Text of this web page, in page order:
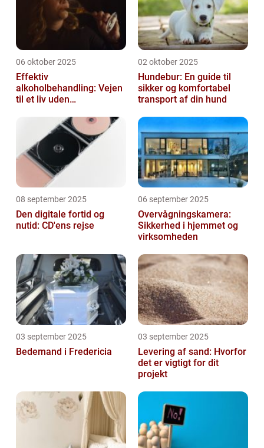
06 oktober 2025
Effektiv
alkoholbehandling: Vejen
til et liv uden
02 oktober 2025
Hundebur: En guide til
sikker og komfortabel
transport af din hund
08 september 2025
Den digitale fortid og
nutid: CD'ens rejse
06 september 2025
Overvågningskamera:
Sikkerhed i hjemmet og
virksomheden
03 september 2025
Bedemand i Fredericia
03 september 2025
Levering af sand: Hvorfor
det er vigtigt for dit
projekt